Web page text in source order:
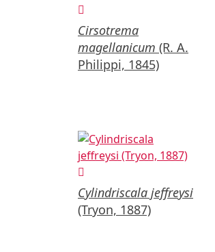
Cirsotrema
magellanicum (R. A.
Philippi, 1845)
Cylindriscala jeffreysi
(Tryon, 1887)